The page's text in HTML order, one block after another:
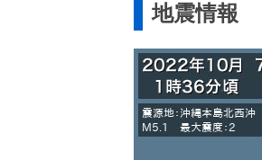
地震情報